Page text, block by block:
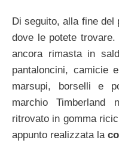
Di seguito, alla fine
dove le potete
ancora rimasta in
pantaloncini, camicie
marsupi, borselli e
marchio Timberland
ritrovato in gomma
appunto realizzata la